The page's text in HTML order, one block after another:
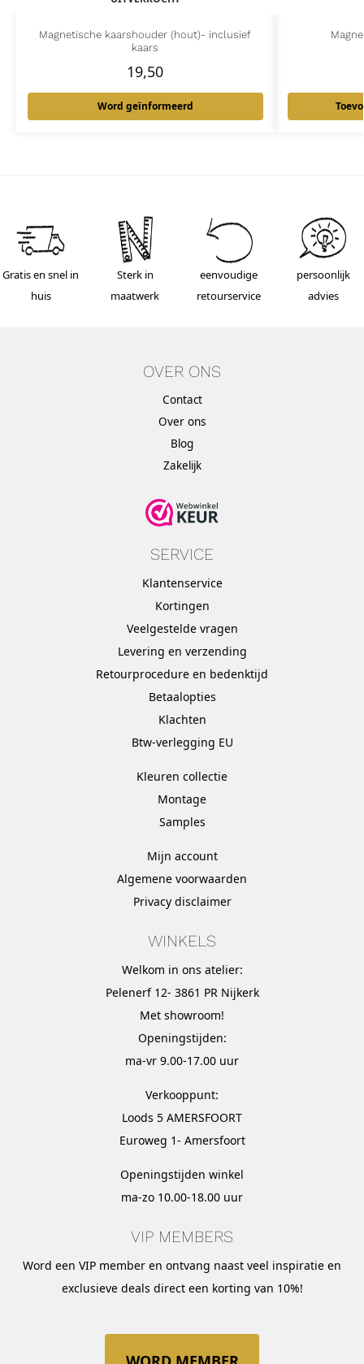
Magnetische kaarshouder (hout)- inclusief
kaars
19,50
Word geïnformeerd
Gratis en snel in
huis
Sterk in
maatwerk
eenvoudige
retourservice
persoonlijk
advies
OVER ONS
Contact
Over ons
Blog
Zakelijk
SERVICE
Klantenservice
Kortingen
Veelgestelde vragen
Levering en verzending
Retourprocedure en bedenktijd
Betaalopties
Klachten
Btw-verlegging EU
Kleuren collectie
Montage
Samples
Mijn account
Algemene voorwaarden
Privacy disclaimer
WINKELS
Welkom in ons atelier:
Pelenerf 12- 3861 PR Nijkerk
Met showroom!
Openingstijden:
ma-vr 9.00-17.00 uur
Verkooppunt:
Loods 5 AMERSFOORT
Euroweg 1- Amersfoort
Openingstijden winkel
ma-zo 10.00-18.00 uur
VIP MEMBERS
Word een VIP member en ontvang naast veel inspiratie en
exclusieve deals direct een korting van 10%!